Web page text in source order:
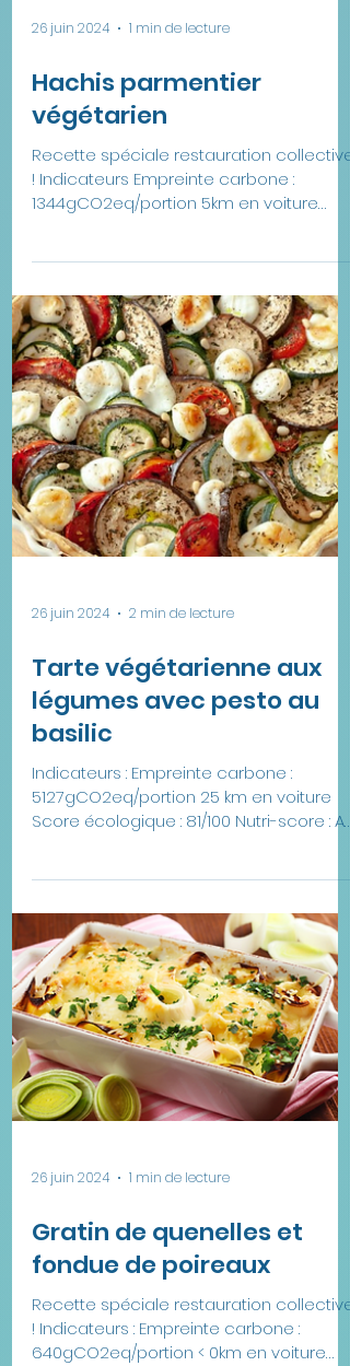
Hachis parmentier
végétarien
Recette spéciale restauration collective
! Indicateurs Empreinte carbone :
1344gCO2eq/portion 5km en voiture
Allergènes : œufs,...
Tarte végétarienne aux
légumes avec pesto au
basilic
Indicateurs : Empreinte carbone :
5127gCO2eq/portion 25 km en voiture
Score écologique : 81/100 Nutri-score : A
Eco-score : A...